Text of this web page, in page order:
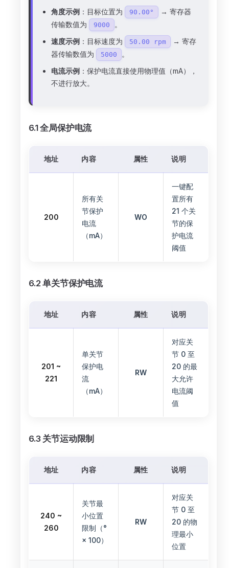
角度示例 ：目标位置为 90.00°
→ 寄存器
传输数值为
9000
。
速度示例 ：目标速度为 50.00 rpm
→ 寄存
器传输数值为
5000
。
电流示例 ：保护电流直接使用物理值（mA），
不进行放大。
6.1 全局保护电流
地址 内容 属性 说明
200
所有关
节保护
电流
（mA）
WO
一键配
置所有
21 个关
节的保
护电流
阈值
6.2 单关节保护电流
地址 内容 属性 说明
201 ~
221
单关节
保护电
流
（mA）
RW
对应关
节 0 至
20 的最
大允许
电流阈
值
6.3 关节运动限制
地址 内容 属性 说明
240 ~
260
关节最
小位置
限制（°
× 100）
RW
对应关
节 0 至
20 的物
理最小
位置